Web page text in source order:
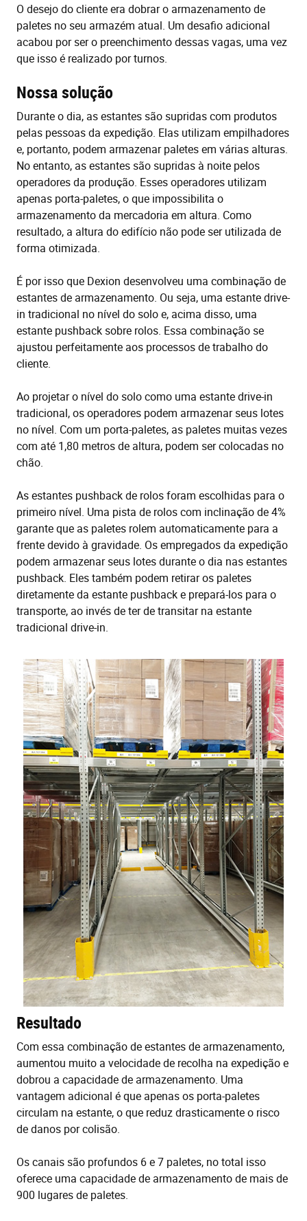
O desejo do cliente era dobrar o armazenamento de
paletes no seu armazém atual. Um desafio adicional
acabou por ser o preenchimento dessas vagas, uma vez
que isso é realizado por turnos.
Nossa solução
Durante o dia, as estantes são supridas com produtos
pelas pessoas da expedição. Elas utilizam empilhadores
e, portanto, podem armazenar paletes em várias alturas.
No entanto, as estantes são supridas à noite pelos
operadores da produção. Esses operadores utilizam
apenas porta-paletes, o que impossibilita o
armazenamento da mercadoria em altura. Como
resultado, a altura do edifício não pode ser utilizada de
forma otimizada.
É por isso que Dexion desenvolveu uma combinação de
estantes de armazenamento. Ou seja, uma estante drive-
in tradicional no nível do solo e, acima disso, uma
estante pushback sobre rolos. Essa combinação se
ajustou perfeitamente aos processos de trabalho do
cliente.
Ao projetar o nível do solo como uma estante drive-in
tradicional, os operadores podem armazenar seus lotes
no nível. Com um porta-paletes, as paletes muitas vezes
com até 1,80 metros de altura, podem ser colocadas no
chão.
As estantes pushback de rolos foram escolhidas para o
primeiro nível. Uma pista de rolos com inclinação de 4%
garante que as paletes rolem automaticamente para a
frente devido à gravidade. Os empregados da expedição
podem armazenar seus lotes durante o dia nas estantes
pushback. Eles também podem retirar os paletes
diretamente da estante pushback e prepará-los para o
transporte, ao invés de ter de transitar na estante
tradicional drive-in.
Resultado
Com essa combinação de estantes de armazenamento,
aumentou muito a velocidade de recolha na expedição e
dobrou a capacidade de armazenamento. Uma
vantagem adicional é que apenas os porta-paletes
circulam na estante, o que reduz drasticamente o risco
de danos por colisão.
Os canais são profundos 6 e 7 paletes, no total isso
oferece uma capacidade de armazenamento de mais de
900 lugares de paletes.